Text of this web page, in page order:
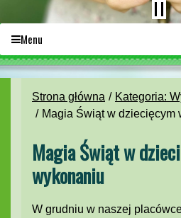
Menu
Strona główna
Kategoria:
Magia Świąt w dziecięcym
Magia Świąt w
wykonaniu
W grudniu w naszej